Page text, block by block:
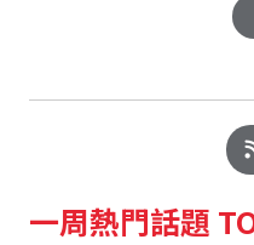
一周熱門話題